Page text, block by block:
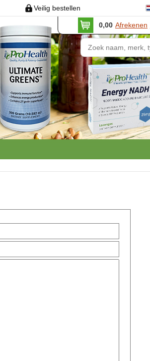
Veilig bestellen
0,00 Afrekenen